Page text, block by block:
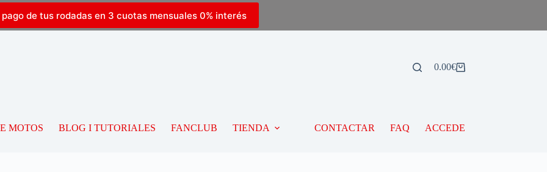
de tus rodadas en 3 cuotas mensuales 0% interés
0.00€
MOTOS BLOG I TUTORIALES FANCLUB TIENDA CONTACTAR FAQ ACCEDE